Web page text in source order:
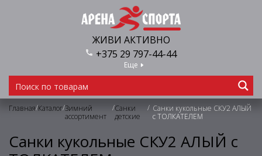
ЖИВИ АКТИВНО
+375 29 797-44-44
Еще
Главная/Каталог/Зимний
ассортимент
/Санки
детские
/ Санки кукольные СКУ2 АЛЫЙ
с ТОЛКАТЕЛЕМ
Санки кукольные СКУ2 АЛЫЙ с